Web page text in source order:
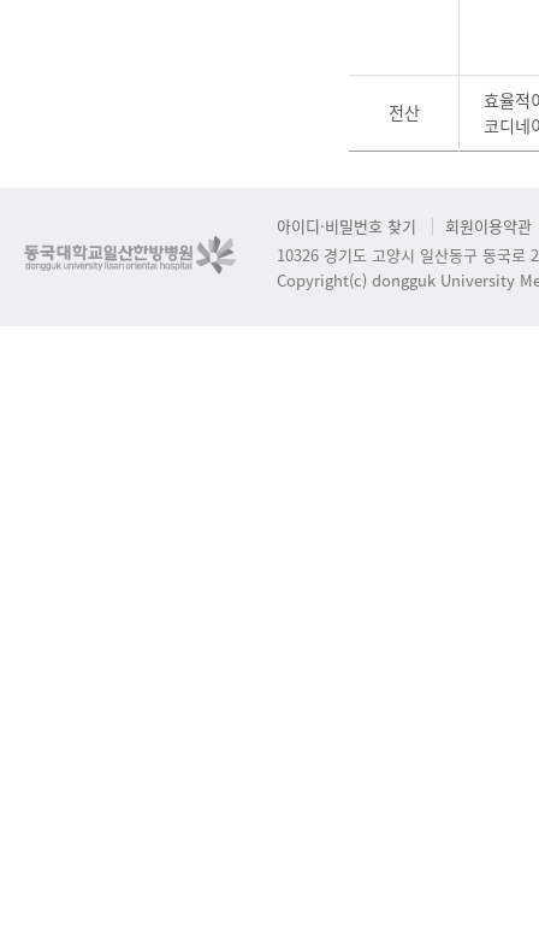
전산
효율적
코디네
아이디·비밀번호 찾기
회원이용약관
10326 경기도 고양시 일산동구 동국로
Copyright(c) dongguk University